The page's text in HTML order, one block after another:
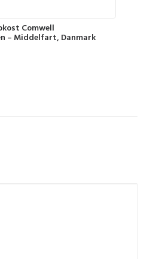
Comwell
– Middelfart, Danmark